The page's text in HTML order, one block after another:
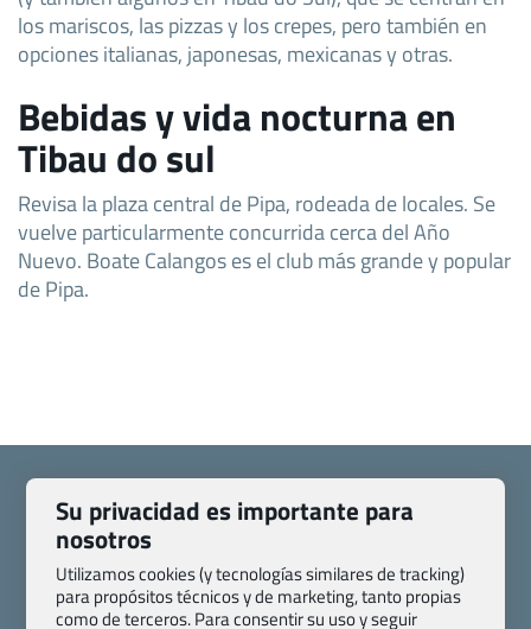
los mariscos, las pizzas y los crepes, pero también en
opciones italianas, japonesas, mexicanas y otras.
Bebidas y vida nocturna en
Tibau do sul
Revisa la plaza central de Pipa, rodeada de locales. Se
vuelve particularmente concurrida cerca del Año
Nuevo. Boate Calangos es el club más grande y popular
de Pipa.
Quienes somos
Contacto
Pasaporte, Visado, Salud y otras disposiciones específicas
Su privacidad es importante para
nosotros
Utilizamos cookies (y tecnologías similares de tracking)
para propósitos técnicos y de marketing, tanto propias
como de terceros. Para consentir su uso y seguir